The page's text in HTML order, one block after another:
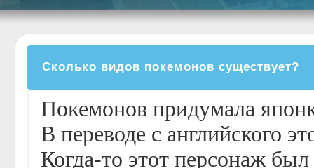
Сколько видов покемонов существует?
Покемонов придумала
В переводе с английского
Когда-то этот персонаж